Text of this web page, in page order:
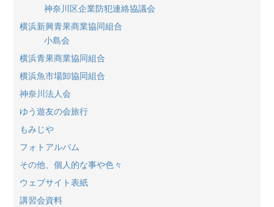
神奈川区企業防犯連絡協議会
横浜新興青果商業協同組合
小島会
横浜青果商業協同組合
横浜魚市場卸協同組合
神奈川法人会
ゆう遊友の会旅行
もみじや
フォトアルバム
その他、個人的な事や色々
ウェブサイト表紙
講習会資料